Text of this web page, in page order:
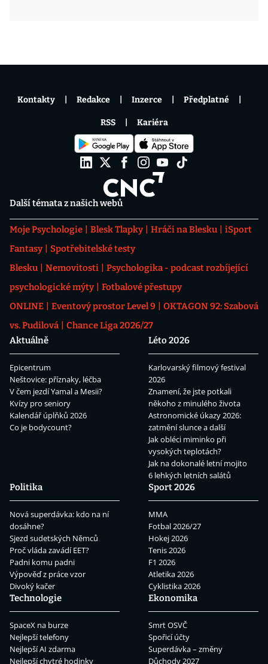
Další témata z našich webů
Moje Psychologie Blesk Tlapky Hráči na Blesku
iSport
Fantasy
Spotřebitelské testy
Blesku
Nemovitosti
Psychologika - podcast rozbíjející
psychologické mýty
Fotbalové přestupy
ONLINE
Eventový prostor Level 9
OKTAGON 92: Szabová
vs. Pudilová
Chance Liga 2026/27
Aktuálně
Epicentrum
Neštovice: příznaky, léčba
V čem jezdí Yamal a Mesii?
Kvízy pro seniory
Kalendář úplňků 2026
Co je bodycount?
Léto 2026
Karlovarský filmový festival
2026
Znamení, že jste potkali
někoho z minulého života
Astronomické úkazy 2026:
zatmění slunce a další
Jak obléci miminko při
vysokých teplotách?
Jak na dokonalé letní mojito
6 lehkých letních salátů
Politika
Nová superdávka: kdo na ní
dosáhne?
Sjezd sudetských Němců
Proč vláda zavádí EET?
Padni komu padni
Výpověď z práce vzor
Divoký kačer
Sport 2026
MMA
Fotbal 2026/27
Hokej 2026
Tenis 2026
F1 2026
Atletika 2026
Cyklistika 2026
Technologie
SpaceX na burze
Nejlepší telefony
Nejlepší AI zdarma
Nejlepší chytré hodinky
Ekonomika
Smrt OSVČ
Spořicí účty
Superdávka – změny
Důchody 2027
Kontakty Redakce Inzerce Předplatné
RSS Kariéra